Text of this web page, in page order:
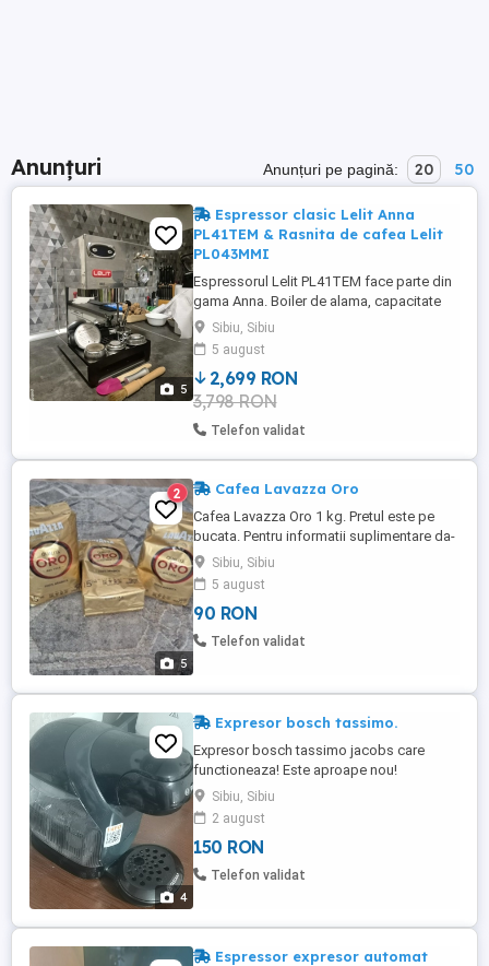
Anunțuri Anunțuri pe pagină: 20 50
5
Espressor clasic Lelit Anna
PL41TEM & Rasnita de cafea Lelit
PL043MMI
Espressorul Lelit PL41TEM face parte din
gama Anna. Boiler de alama, capacitate
de 250 ml, cu rol de a mentine constanta
temperatura in timpul prepararii unui
espresso. PID pentru controlul
temperaturii in boiler. Manometru ce-ti
asigura posibilitatea monotorizarii
presiunii, in vederea obtinerii unui ...
Sibiu, Sibiu
5 august
2,699 RON
3,798 RON
Telefon validat
5
2 Cafea Lavazza Oro
Cafea Lavazza Oro 1 kg. Pretul este pe
bucata. Pentru informatii suplimentare da-
ți mesaj.
Sibiu, Sibiu
5 august
90 RON
Telefon validat
4
Expresor bosch tassimo.
Expresor bosch tassimo jacobs care
functioneaza! Este aproape nou!
informatii la telefon.
Sibiu, Sibiu
2 august
150 RON
Telefon validat
Espressor expresor automat